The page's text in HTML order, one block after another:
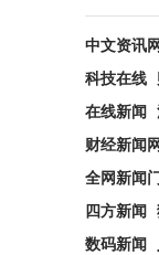
中文资讯
科技在线
在线新闻
财经新闻
全网新闻
四方新闻
数码新闻